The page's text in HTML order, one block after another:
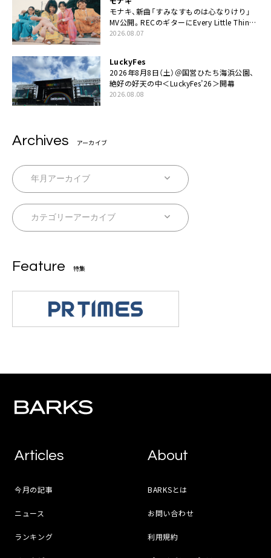
モナキ、新曲「すみなすものは心なりけり」
MV公開。RECのギターにEvery Little Thing・
伊藤一朗参加も
2026.08.07
LuckyFes
2026年8月8日（土）＠国営ひたち海浜公園、
絶好の好天の中＜LuckyFes’26＞開幕
2026.08.08
Archives アーカイブ
Feature 特集
Articles
今月の記事
ニュース
ランキング
About
BARKSとは
お問い合わせ
利用規約